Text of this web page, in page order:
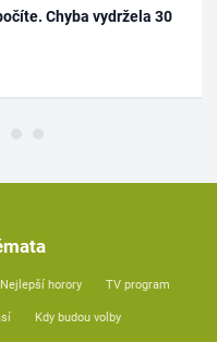
Chyba vydržela 30
Nejlepší horory TV program
Kdy budou volby